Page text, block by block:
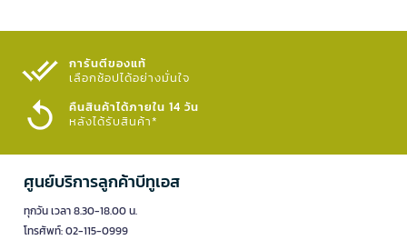
การันตีของแท้
เลือกช้อปได้อย่างมั่นใจ​
คืนสินค้าได้ภายใน 14 วัน
หลังได้รับสินค้า*
ศูนย์บริการลูกค้าบีทูเอส
ทุกวัน เวลา 8.30-18.00 น.
โทรศัพท์: 02-115-0999